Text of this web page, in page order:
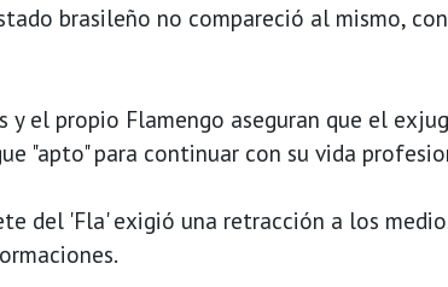
brasileño no compareció al mismo,
y el propio Flamengo aseguran que el
"apto" para continuar con su vida
del 'Fla' exigió una retracción a los